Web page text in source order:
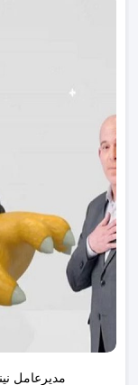
مدیرعامل